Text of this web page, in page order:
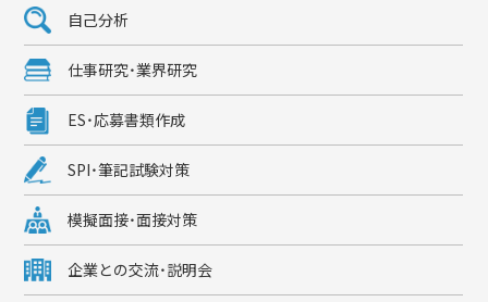
自己分析
仕事研究・業界研究
ES・応募書類作成
SPI・筆記試験対策
模擬面接・面接対策
企業との交流・説明会